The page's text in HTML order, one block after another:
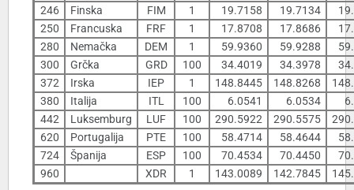
246
Finska FIM 1 19.7158 19.7134
250
Francuska FRF 1 17.8708 17.8686
280
Nemačka DEM 1 59.9360 59.9288
300
Grčka GRD 100 34.4019 34.3978
372
Irska IEP 1 148.8445 148.8268
380
Italija ITL 100 6.0541 6.0534
442
Luksemburg LUF 100 290.5922 290.5575
620
Portugalija PTE 100 58.4714 58.4644
724
Španija ESP 100 70.4534 70.4450
960
XDR 1 143.0089 142.7845